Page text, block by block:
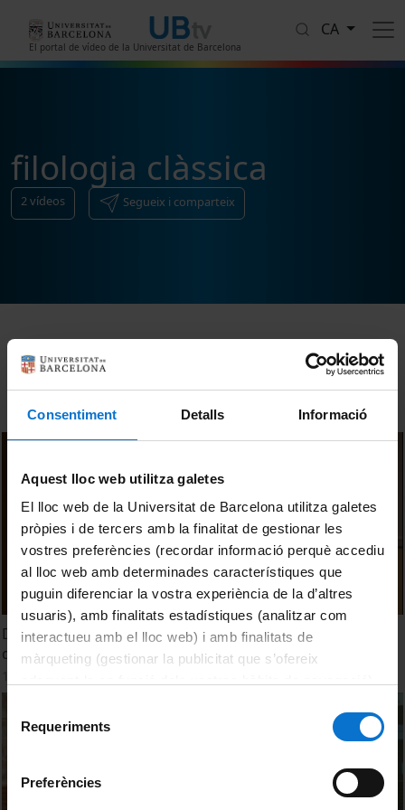
Consentiment Detalls Informació
Aquest lloc web utilitza galetes
El lloc web de la Universitat de Barcelona utilitza galetes
pròpies i de tercers amb la finalitat de gestionar les
vostres preferències (recordar informació perquè accediu
al lloc web amb determinades característiques que
puguin diferenciar la vostra experiència de la d’altres
usuaris), amb finalitats estadístiques (analitzar com
interactueu amb el lloc web) i amb finalitats de
màrqueting (gestionar la publicitat que s’ofereix
consultar laPolítica de galetes del lloc web de la
Requeriments
Preferències
El portal de vídeo de la Universitat de Barcelona
CA
filologia clàssica
2vídeos Segueix i comparteix
Ordenar
Diálogos mimodramatizados de Luciano, marinos y de los
dioses.